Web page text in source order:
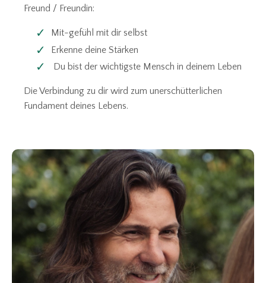
Freund / Freundin:
Mit-gefühl mit dir selbst
Erkenne deine Stärken
Du bist der wichtigste Mensch in deinem Leben
Die Verbindung zu dir wird zum unerschütterlichen
Fundament deines Lebens.